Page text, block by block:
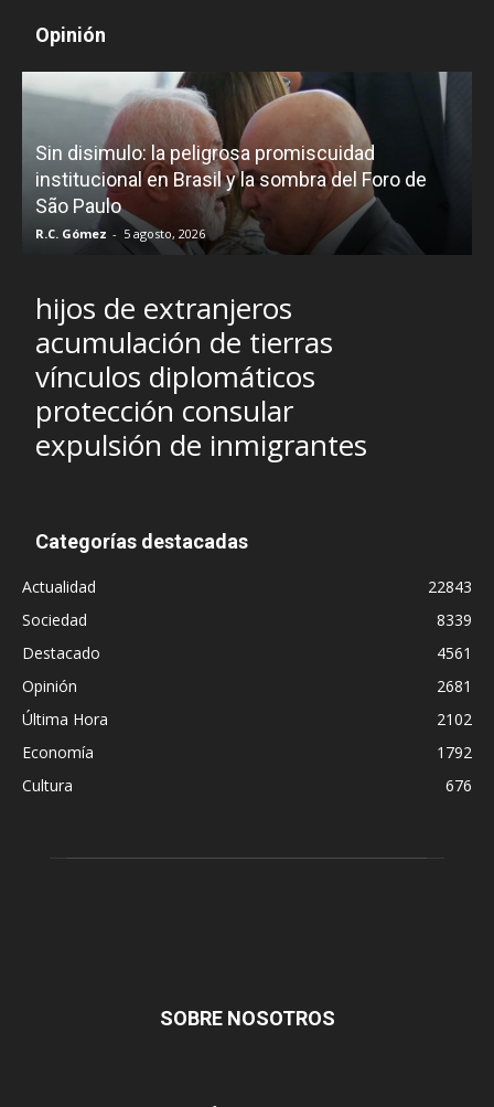
Opinión
Sin disimulo: la peligrosa promiscuidad
institucional en Brasil y la sombra del Foro de
São Paulo
R.C. Gómez - 5 agosto, 2026
hijos de extranjeros
acumulación de tierras
vínculos diplomáticos
protección consular
expulsión de inmigrantes
Categorías destacadas
Actualidad
22843
Sociedad
8339
Destacado
4561
Opinión
2681
Última Hora
2102
Economía
1792
Cultura
676
SOBRE NOSOTROS